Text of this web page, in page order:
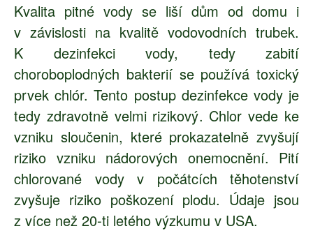
Kvalita pitné vody se liší dům od domu i
v závislosti na kvalitě vodovodních trubek.
K dezinfekci vody, tedy zabití
choroboplodných bakterií se používá toxický
prvek chlór. Tento postup dezinfekce vody je
tedy zdravotně velmi rizikový. Chlor vede ke
vzniku sloučenin, které prokazatelně zvyšují
riziko vzniku nádorových onemocnění. Pití
chlorované vody v počátcích těhotenství
zvyšuje riziko poškození plodu. Údaje jsou
z více než 20-ti letého výzkumu v USA.